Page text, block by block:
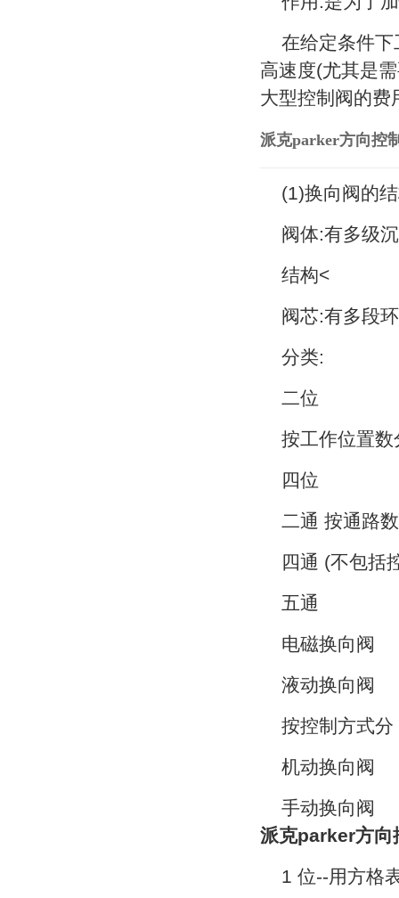
在给定条件
高速度(尤其是
大型控制阀的费
派克parker方向控
(1)换向阀的
阀体:有多级
结构<
阀芯:有多段
分类:
二位
按工作位置
四位
二通 按通路
四通 (不包括
五通
电磁换向阀
液动换向阀
按控制方式
机动换向阀
手动换向阀
派克parker方向
1 位--用方格